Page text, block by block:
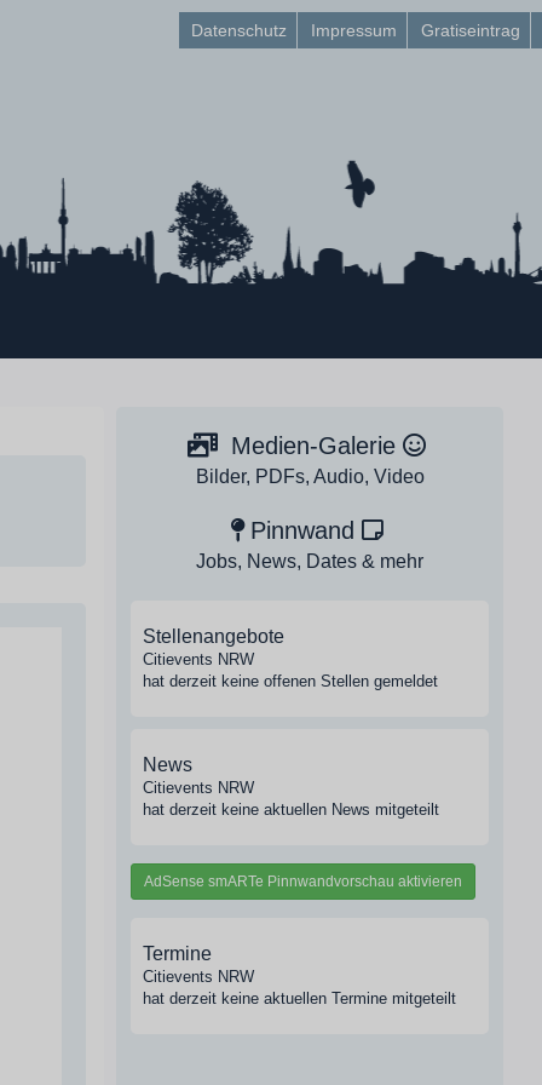
Datenschutz Impressum Gratiseintrag
Medien-Galerie
Bilder, PDFs, Audio, Video
Pinnwand
Jobs, News, Dates & mehr
Stellenangebote
Citievents NRW
hat derzeit keine offenen Stellen gemeldet
News
Citievents NRW
hat derzeit keine aktuellen News mitgeteilt
AdSense smARTe Pinnwandvorschau aktivieren
Termine
Citievents NRW
hat derzeit keine aktuellen Termine mitgeteilt